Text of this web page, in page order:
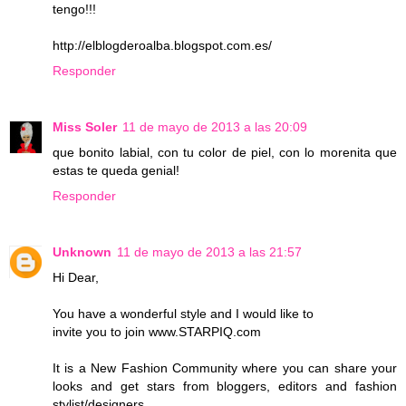
tengo!!!
http://elblogderoalba.blogspot.com.es/
Responder
Miss Soler 11 de mayo de 2013 a las 20:09
que bonito labial, con tu color de piel, con lo morenita que
estas te queda genial!
Responder
Unknown 11 de mayo de 2013 a las 21:57
Hi Dear,
You have a wonderful style and I would like to
invite you to join www.STARPIQ.com
It is a New Fashion Community where you can share your
looks and get stars from bloggers, editors and fashion